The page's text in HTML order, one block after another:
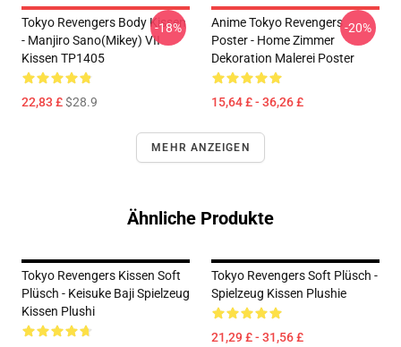
Tokyo Revengers Body Kissen
- Manjiro Sano(Mikey) VII
Kissen TP1405
22,83 £$28.9
-18%
Anime Tokyo Revengers
Poster - Home Zimmer
Dekoration Malerei Poster
15,64 £ - 36,26 £
-20%
MEHR ANZEIGEN
Ähnliche Produkte
Tokyo Revengers Kissen Soft
Plüsch - Keisuke Baji Spielzeug
Kissen Plushi
Tokyo Revengers Soft Plüsch -
Spielzeug Kissen Plushie
21,29 £ - 31,56 £